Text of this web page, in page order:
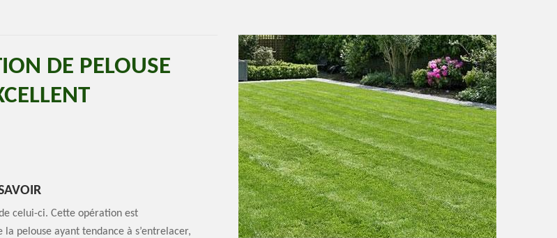
DE PELOUSE
celui-ci. Cette opération est
pelouse ayant tendance à s’entrelacer,